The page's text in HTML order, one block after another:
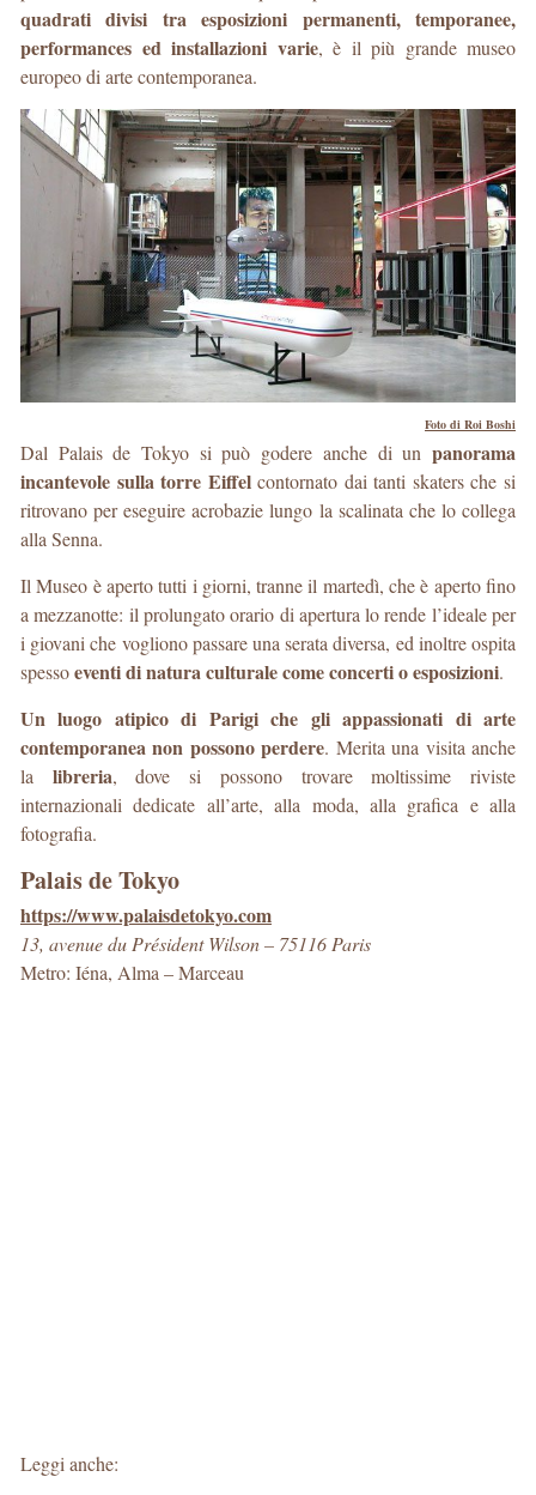
quadrati divisi tra esposizioni permanenti, temporanee,
performances ed installazioni varie, è il più grande museo
europeo di arte contemporanea.
Foto di Roi Boshi
Dal Palais de Tokyo si può godere anche di un panorama
incantevole sulla torre Eiffelcontornato dai tanti skaters che si
ritrovano per eseguire acrobazie lungo la scalinata che lo collega
alla Senna.
Il Museo è aperto tutti i giorni, tranne il martedì, che è aperto fino
a mezzanotte: il prolungato orario di apertura lo rende l’ideale per
i giovani che vogliono passare una serata diversa, ed inoltre ospita
spessoeventi di natura culturale come concerti o esposizioni.
Un luogo atipico di Parigi che gli appassionati di arte
contemporanea non possono perdere. Merita una visita anche
la libreria, dove si possono trovare moltissime riviste
internazionali dedicate all’arte, alla moda, alla grafica e alla
fotografia.
Palais de Tokyo
https://www.palaisdetokyo.com
13, avenue du Président Wilson – 75116 Paris
Metro: Iéna, Alma – Marceau
Leggi anche: